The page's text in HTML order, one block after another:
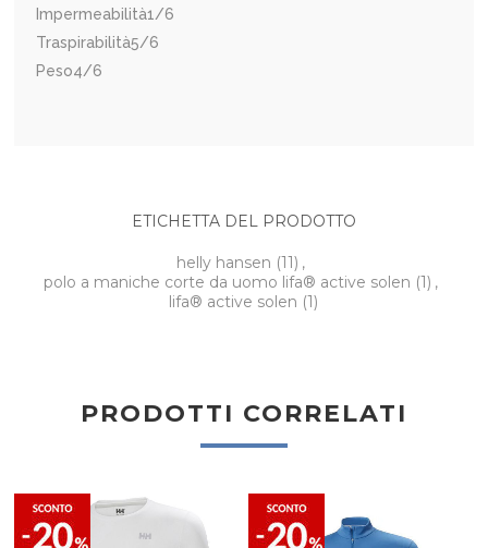
Impermeabilità1/6
Traspirabilità5/6
Peso4/6
ETICHETTA DEL PRODOTTO
helly hansen (11) ,
polo a maniche corte da uomo lifa® active solen (1) ,
lifa® active solen (1)
PRODOTTI CORRELATI